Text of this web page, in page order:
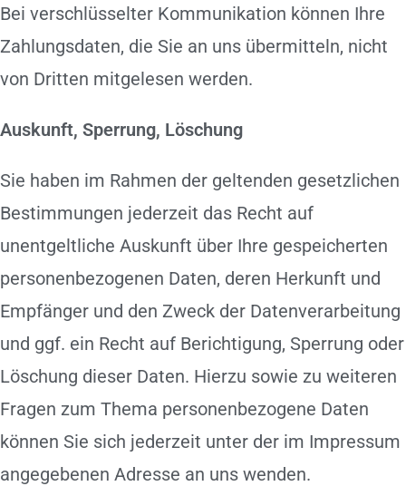
Bei verschlüsselter Kommunikation können Ihre
Zahlungsdaten, die Sie an uns übermitteln, nicht
von Dritten mitgelesen werden.
Auskunft, Sperrung, Löschung
Sie haben im Rahmen der geltenden gesetzlichen
Bestimmungen jederzeit das Recht auf
unentgeltliche Auskunft über Ihre gespeicherten
personenbezogenen Daten, deren Herkunft und
Empfänger und den Zweck der Datenverarbeitung
und ggf. ein Recht auf Berichtigung, Sperrung oder
Löschung dieser Daten. Hierzu sowie zu weiteren
Fragen zum Thema personenbezogene Daten
können Sie sich jederzeit unter der im Impressum
angegebenen Adresse an uns wenden.